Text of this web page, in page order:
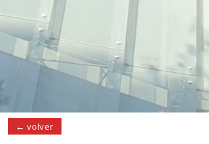
← volver